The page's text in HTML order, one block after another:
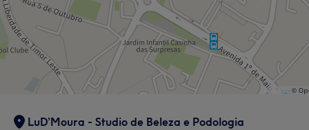
LuD’Moura - Studio de Beleza e Podologia